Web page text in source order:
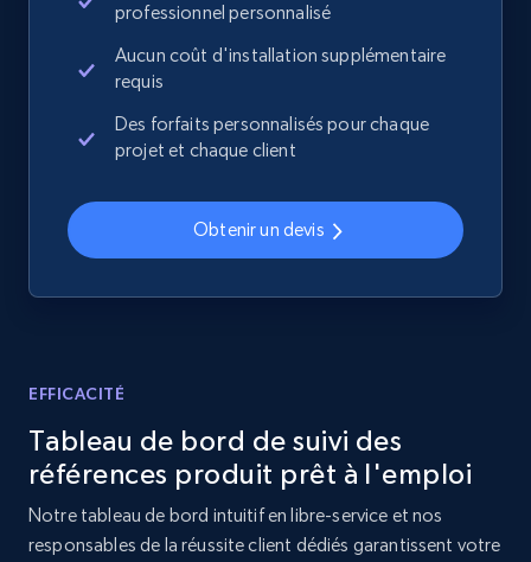
Home Depot US - Discover products by
specified UPC
URL, Domain, Country code, Model number,
Sku, Product id, Product name, Manufacturer,
and more.
URL, Domain, Country code, Model number,
and more.
2.1K+ 355+ Commencer
professionnel personnalisé
Aucun coût d'installation supplémentaire
requis
Des forfaits personnalisés pour chaque
projet et chaque client
Obtenir un devis
EFFICACITÉ
Tableau de bord de suivi des
références produit prêt à l'emploi
Notre tableau de bord intuitif en libre-service et nos
responsables de la réussite client dédiés garantissent votre